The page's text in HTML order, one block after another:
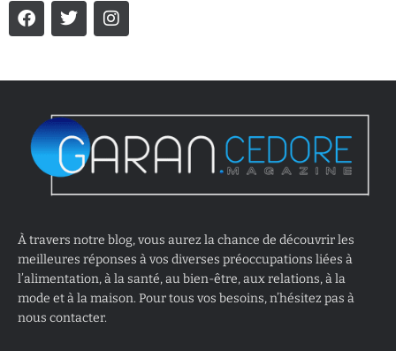
À travers notre blog, vous aurez la chance de découvrir les
meilleures réponses à vos diverses préoccupations liées à
l’alimentation, à la santé, au bien-être, aux relations, à la
mode et à la maison. Pour tous vos besoins, n’hésitez pas à
nous contacter.